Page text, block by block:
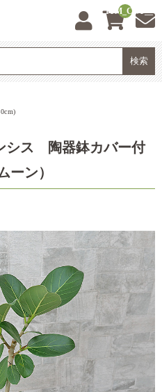
__ITM_CNT__
シス 陶器鉢カバー付
ーン）